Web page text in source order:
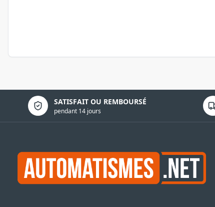
SATISFAIT OU REMBOURSÉ
pendant 14 jours
Politique de confidentialité